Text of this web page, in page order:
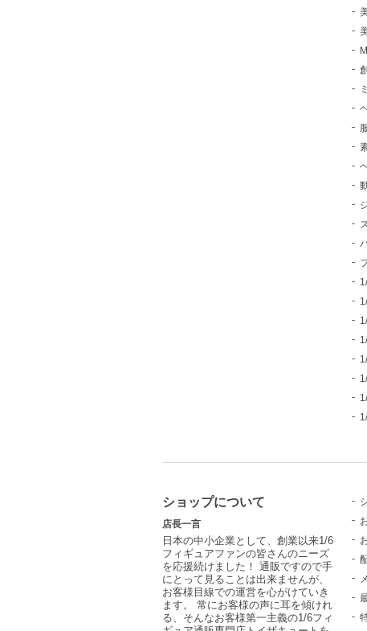
ショップについて
店長一言
日本の中小企業として、創業以来1/6
フィギュアファンの皆さんのニーズ
を応援続けました！ 通販ですので手
にとって見ることは出来ませんが、
お客様目線での運営を心がけていき
ます。 常にお客様の声に耳を傾けれ
る、そんなお客様第一主義の1/6フィ